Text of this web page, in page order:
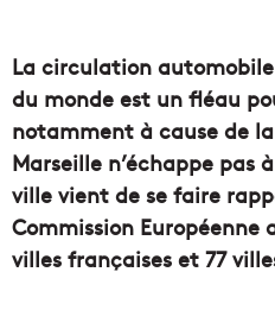
La circulation
du monde est un fléau
notamment à cause de
Marseille n’échappe pas
ville vient de se faire
Commission Européenne
villes françaises et 77